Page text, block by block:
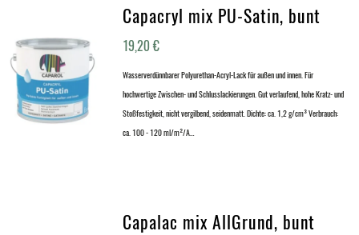
Capacryl mix PU-Satin, bunt
19,20€
Wasserverdünnbarer Polyurethan-Acryl-Lack für außen und innen. Für
hochwertige Zwischen- und Schlusslackierungen. Gut verlaufend, hohe Kratz- und
Stoßfestigkeit, nicht vergilbend, seidenmatt. Dichte: ca. 1,2 g/cm³ Verbrauch:
ca. 100 - 120 ml/m²/A…
Capalac mix AllGrund, bunt